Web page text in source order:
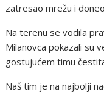
zatresao mrežu i
Na terenu se vodila
Milanovca pokazali su
gostujućem timu
Naš tim je na najbolji